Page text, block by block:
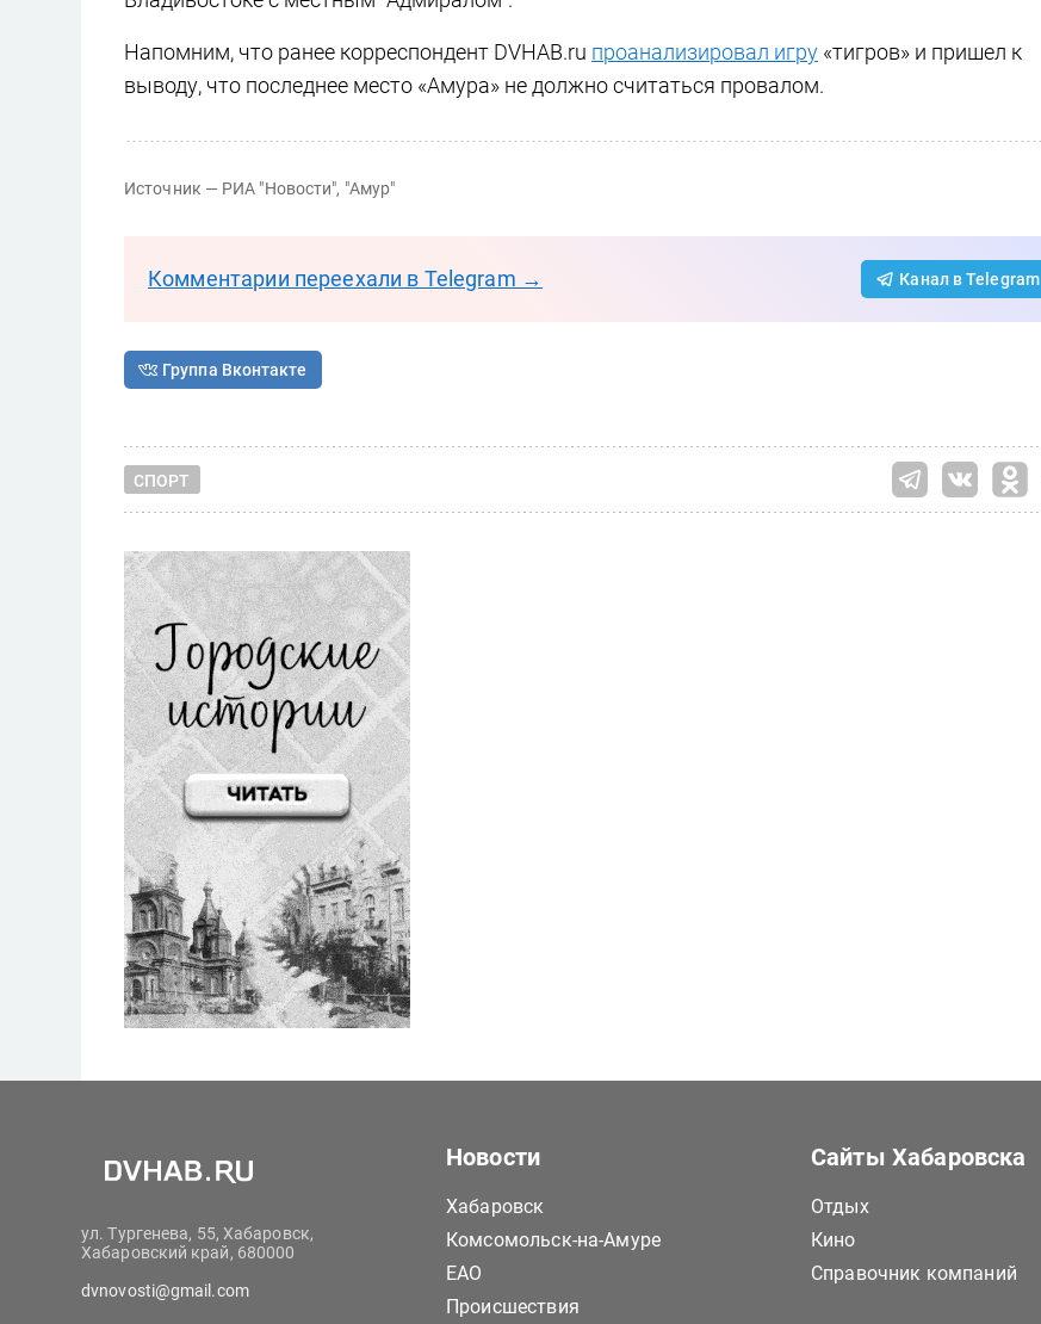
Напомним, что ранее корреспондент DVHAB.ru проанализировал игру «тигров» и пришел к
выводу, что последнее место «Амура» не должно считаться провалом.
Источник — РИА "Новости", "Амур"
Комментарии переехали в Telegram → Канал в Telegram
Группа Вконтакте
СПОРТ
ул. Тургенева, 55, Хабаровск,
Хабаровский край, 680000
dvnovosti@gmail.com
Новости
Хабаровск
Комсомольск-на-Амуре
ЕАО
Происшествия
Сайты Хабаровска
Отдых
Кино
Справочник компаний